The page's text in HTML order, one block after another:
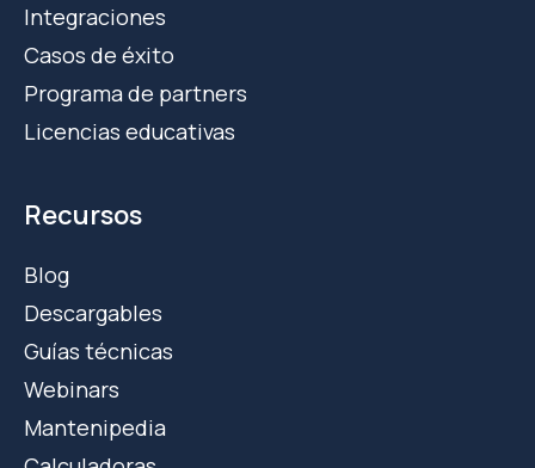
Integraciones
Casos de éxito
Programa de partners
Licencias educativas
Recursos
Blog
Descargables
Guías técnicas
Webinars
Mantenipedia